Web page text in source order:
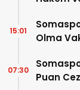
Olma
15:01
Puan
07:30